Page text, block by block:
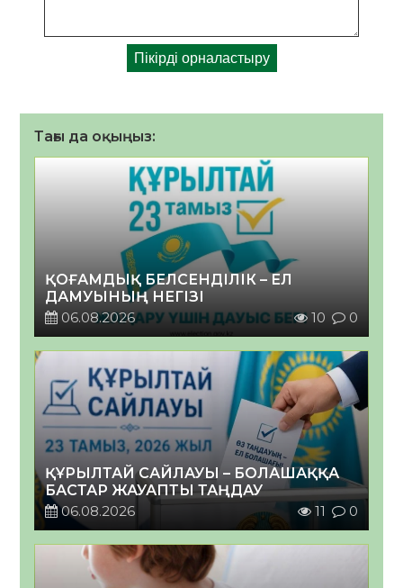
Тағы да оқыңыз:
ҚОҒАМДЫҚ БЕЛСЕНДІЛІК – ЕЛ
ДАМУЫНЫҢ НЕГІЗІ
06.08.2026
10 0
ҚҰРЫЛТАЙ САЙЛАУЫ – БОЛАШАҚҚА
БАСТАР ЖАУАПТЫ ТАҢДАУ
06.08.2026
11 0